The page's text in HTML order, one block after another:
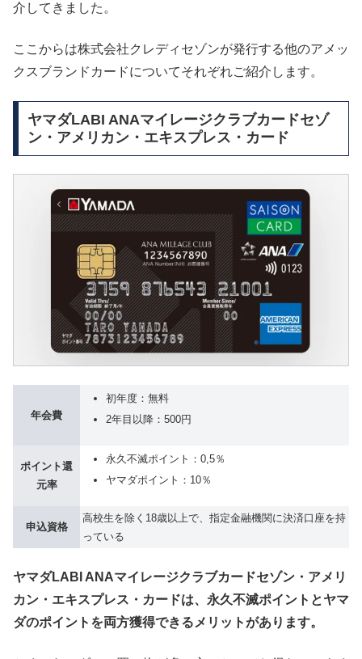
介してきました。
ここからは株式会社クレディセゾンが発行する他のアメッ
クスブランドカードについてそれぞれご紹介します。
ヤマダLABI ANAマイレージクラブカードセゾ
ン・アメリカン・エキスプレス・カード
年会費
初年度：無料
2年目以降：500円
ポイント還
元率
永久不滅ポイント：0,5％
ヤマダポイント：10％
申込資格
高校生を除く18歳以上で、指定金融機関に決済口座を持
っている
ヤマダLABI ANAマイレージクラブカードセゾン・アメリ
カン・エキスプレス・カードは、永久不滅ポイントとヤマ
ダのポイントを両方獲得できるメリットがあります。